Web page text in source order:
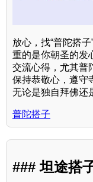
放心，找“普陀搭
重的是你朝圣的发
交流心得，尤其普
保持恭敬心，遵守
无论是独自拜佛还
普陀搭子
### 坦途搭